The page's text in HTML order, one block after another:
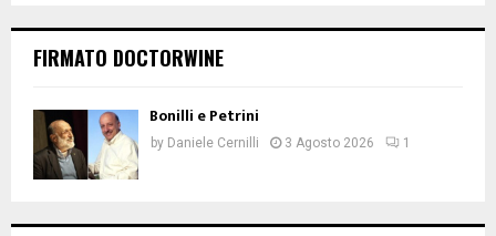
FIRMATO DOCTORWINE
Bonilli e Petrini
by Daniele Cernilli 3 Agosto 2026 1